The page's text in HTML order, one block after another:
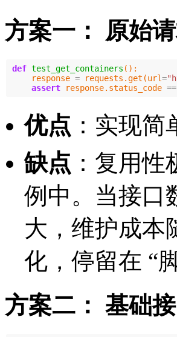
方案一： 原始
def test_get_containers ():
response = requests .get (url=
assert
response. status_code ==
优点 ：实现
缺点 ：复用
例中。当接口
大，维护成本
化，停留在 “
方案二： 基础